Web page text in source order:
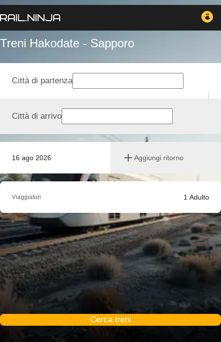
Treni Hakodate - Sapporo
16 ago 2026 Aggiungi ritorno
Città di partenza
Città di arrivo
Viaggiatori 1 Adulto
Cerca treni